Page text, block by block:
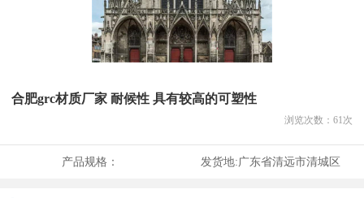
合肥grc材质厂家 耐候性 具有较高的可塑性
浏览次数： 61 次
产品规格： 发货地:广东省清远市清城区